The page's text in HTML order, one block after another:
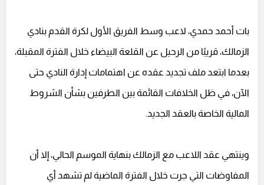
بات أحمد حمدي، لاعب وسط الفريق الأول لكرة القدم بنادي
الزمالك، قريبًا من الرحيل عن القلعة البيضاء خلال الفترة المقبلة،
بعدما ابتعد ملف تجديد عقده عن اهتمامات إدارة النادي حتى
الآن، في ظل الخلافات القائمة بين الطرفين بشأن الشروط
المالية الخاصة بالعقد الجديد.
وينتهي عقد اللاعب مع الزمالك بنهاية الموسم الحالي، إلا أن
المفاوضات التي جرت خلال الفترة الماضية لم تشهد أي